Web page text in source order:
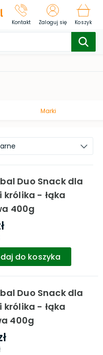
Kontakt Zaloguj się Koszyk
Marki
Duo Snack dla
królika - łąka
400g
do koszyka
Duo Snack dla
królika - łąka
400g